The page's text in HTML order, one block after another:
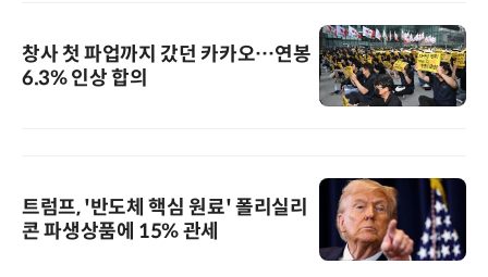
창사 첫 파업까지 갔던 카카오…연봉
6.3% 인상 합의
트럼프, '반도체 핵심 원료' 폴리실리
콘 파생상품에 15% 관세